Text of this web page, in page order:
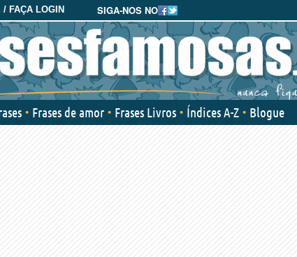
SIGA-NOS NO
FAÇA LOGIN
Frases de amor Frases Livros Índices A-Z Blogue